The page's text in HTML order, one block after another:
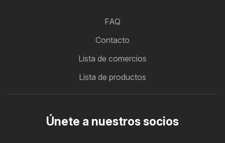
FAQ
Contacto
Lista de comercios
Lista de productos
Únete a nuestros socios